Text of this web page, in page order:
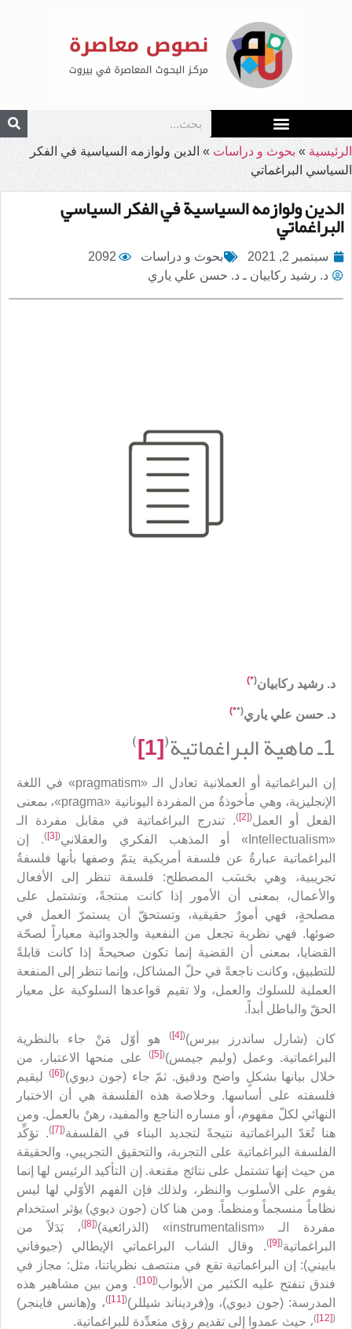
الرئيسية » بحوث و دراسات » الدين ولوازمه السياسية في الفكر
السياسي البراغماتي
الدين ولوازمه السياسية في الفكر السياسي
البراغماتي
سبتمبر 2, 2021 بحوث و دراسات
2092
د. رشيد ركابيان ـ د. حسن علي ياري
د. رشيد ركابيان(
*)
د. حسن علي ياري(*
*)
1ـ ماهية البراغماتية (
[1]
)
إن البراغماتية أو العملانية تعادل الـ «pragmatism» في اللغة
الإنجليزية، وهي مأخوذةٌ من المفردة اليونانية «pragma»، بمعنى
الفعل أو العمل(
[2]
). تندرج البراغماتية في مقابل مفردة الـ
«Intellectualism» أو المذهب الفكري والعقلاني
(
[3]
). إن
البراغماتية عبارةٌ عن فلسفة أمريكية يتمّ وصفها بأنها فلسفةٌ
تجريبية، وهي بحَسَب المصطلح: فلسفة تنظر إلى الأفعال
والأعمال، بمعنى أن الأمور إذا كانت منتجةً، وتشتمل على
مصلحةٍ، فهي أمورٌ حقيقية، وتستحقّ أن يستمرّ العمل في
ضوئها. فهي نظرية تجعل من النفعية والجدوائية معياراً لصحّة
القضايا، بمعنى أن القضية إنما تكون صحيحةً إذا كانت قابلةً
للتطبيق، وكانت ناجعةً في حلّ المشاكل، وإنما تنظر إلى المنفعة
العملية للسلوك والعمل، ولا تقيم قواعدها السلوكية عل معيار
الحقّ والباطل أبداً.
كان (شارل ساندرز بيرس)(
[4]
)هو أوّل مَنْ جاء بالنظرية
البراغماتية. وعمل (وليم جيمس)(
[5]
)
على منحها الاعتبار، من
خلال بيانها بشكلٍ واضح ودقيق. ثمّ جاء (جون ديوي)(
[6]
) ليقيم
فلسفته على أساسها. وخلاصة هذه الفلسفة هي أن الاختبار
النهائي لكلّ مفهوم، أو مساره الناجع والمفيد، رهنٌ بالعمل. ومن
هنا تُعَدّ البراغماتية نتيجةً لتجديد البناء في الفلسفة(
[7]
). تؤكِّد
الفلسفة البراغماتية على التجربة، والتحقيق التجريبي، والحقيقة
من حيث إنها تشتمل على نتائج مقنعة. إن التأكيد الرئيس لها إنما
يقوم على الأسلوب والنظر، ولذلك فإن الفهم الأوّلي لها ليس
نظاماً منسجماً ومنظماً. ومن هنا كان (جون ديوي) يؤثر استخدام
مفردة الـ «instrumentalism» (الذرائعية)
(
[8]
)، بَدَلاً من
البراغماتية(
[9]
). وقال الشاب البراغماتي الإيطالي (جيوفاني
بابيني): إن البراغماتية تقع في منتصف نظرياتنا، مثل: مجاز في
فندق تنفتح عليه الكثير من الأبواب(
[10]
). ومن بين مشاهير هذه
المدرسة: (جون ديوي)، و(فرديناند شيللر)(
[11]
)، و(هانس فاينجر)
(
[12]
)، حيث عمدوا إلى تقديم رؤى متعدِّدة للبراغماتية.